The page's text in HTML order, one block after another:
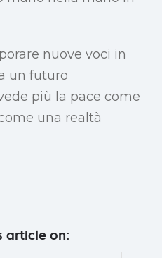
nuove voci in
un futuro
più la pace come
una realtà
article on: